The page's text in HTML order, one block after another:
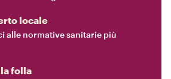
locale
alle normative sanitarie più
folla